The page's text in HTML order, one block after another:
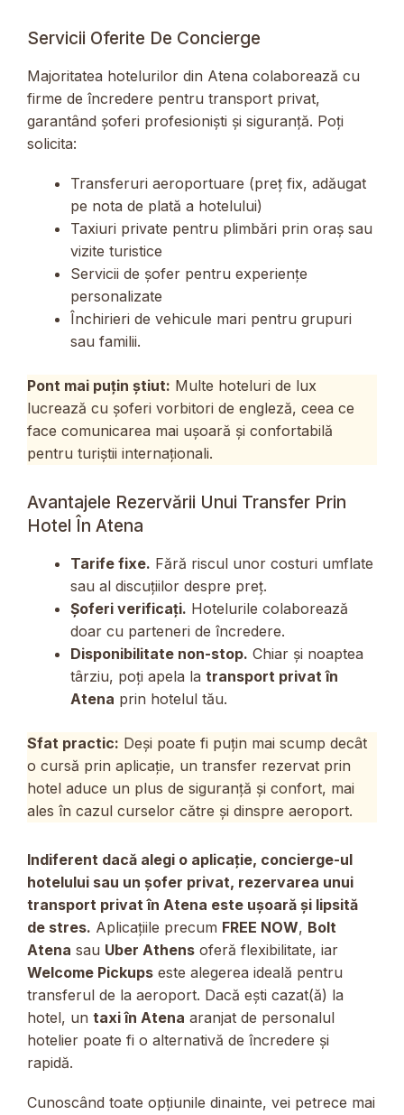
Servicii Oferite De Concierge
Majoritatea hotelurilor din Atena colaborează cu
firme de încredere pentru transport privat,
garantând șoferi profesioniști și siguranță. Poți
solicita:
Transferuri aeroportuare (preț fix, adăugat
pe nota de plată a hotelului)
Taxiuri private pentru plimbări prin oraș sau
vizite turistice
Servicii de șofer pentru experiențe
personalizate
Închirieri de vehicule mari pentru grupuri
sau familii.
Pont mai puțin știut: Multe hoteluri de lux
lucrează cu șoferi vorbitori de engleză, ceea ce
face comunicarea mai ușoară și confortabilă
pentru turiștii internaționali.
Avantajele Rezervării Unui Transfer Prin
Hotel În Atena
Tarife fixe. Fără riscul unor costuri umflate
sau al discuțiilor despre preț.
Șoferi verificați. Hotelurile colaborează
doar cu parteneri de încredere.
Disponibilitate non-stop. Chiar și noaptea
târziu, poți apela la transport privat în
Atena prin hotelul tău.
Sfat practic: Deși poate fi puțin mai scump decât
o cursă prin aplicație, un transfer rezervat prin
hotel aduce un plus de siguranță și confort, mai
ales în cazul curselor către și dinspre aeroport.
Indiferent dacă alegi o aplicație, concierge-ul
hotelului sau un șofer privat, rezervarea unui
transport privat în Atena este ușoară și lipsită
de stres. Aplicațiile precum FREE NOW, Bolt
Atena sau Uber Athens oferă flexibilitate, iar
Welcome Pickups este alegerea ideală pentru
transferul de la aeroport. Dacă ești cazat(ă) la
hotel, un taxi în Atena aranjat de personalul
hotelier poate fi o alternativă de încredere și
rapidă.
Cunoscând toate opțiunile dinainte, vei petrece mai